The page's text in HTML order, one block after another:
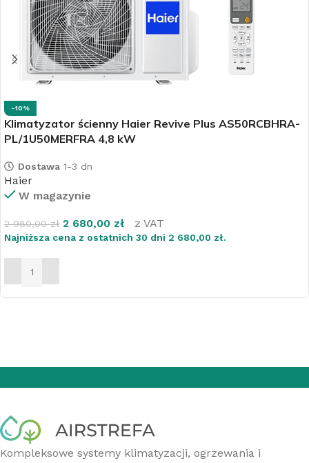
-10%
Klimatyzator ścienny Haier Revive Plus AS50RCBHRA-
PL/1U50MERFRA 4,8 kW
Dostawa 1-3 dn
Haier
W magazynie
2 980,00zł 2 680,00 zł z VAT
Najniższa cena z ostatnich 30 dni 2 680,00 zł.
DODAJ DO KOSZYKA
Kompleksowe systemy klimatyzacji, ogrzewania i